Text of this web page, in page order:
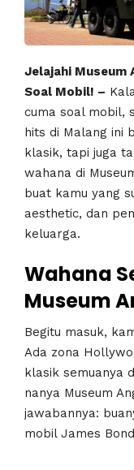
Jelajahi Museum
Soal Mobil! –
cuma soal mobil,
hits di Malang ini
klasik, tapi juga
wahana di
buat kamu yang
aesthetic, dan
keluarga.
Wahana
Museum
Begitu masuk,
Ada zona
klasik semuanya
nanya Museum
jawabannya:
mobil James